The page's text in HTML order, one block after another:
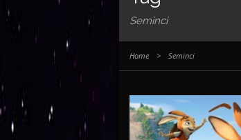
Seminci
Home > Seminci